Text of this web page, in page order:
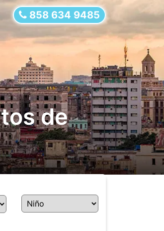
858 634 9485
de